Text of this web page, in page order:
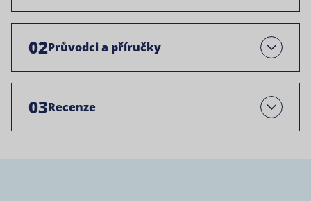
02Průvodci a příručky Open
03Recenze Open